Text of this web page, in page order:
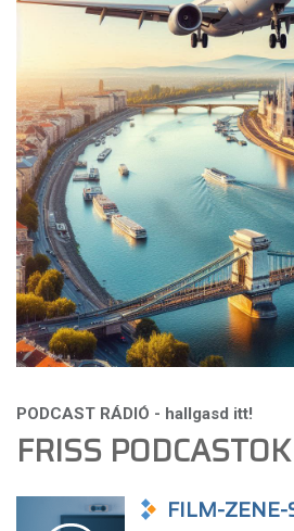
FRISS PODCASTOK
FILM-